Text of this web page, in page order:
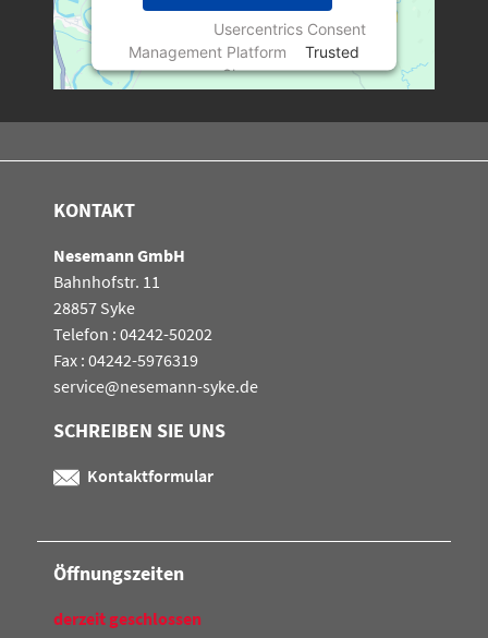
Usercentrics Consent
Management Platform
Trusted
Shops
KONTAKT
Nesemann GmbH
Bahnhofstr. 11
28857 Syke
Telefon : 04242-50202
Fax : 04242-5976319
service@nesemann-syke.de
SCHREIBEN SIE UNS
Kontaktformular
Öffnungszeiten
derzeit geschlossen